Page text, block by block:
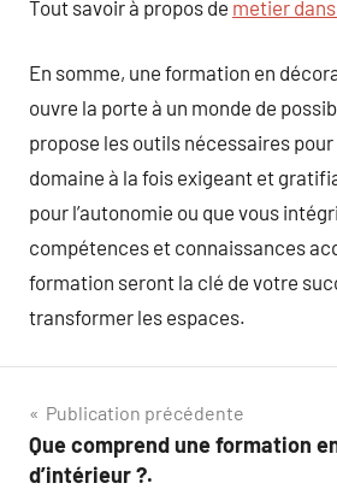
Tout savoir à propos de metier
En somme, une formation en
ouvre la porte à un monde de
propose les outils nécessaires
domaine à la fois exigeant et
pour l’autonomie ou que vous
compétences et connaissances
formation seront la clé de votre
transformer les espaces.
Navigation
de
Publication précédente
Que comprend une formation
d’intérieur ?.